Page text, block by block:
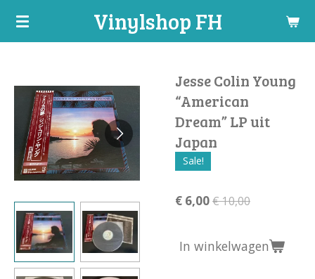
Ga
hoofdinhoud
Vinylshop FH
Jesse Colin Young
“American
Dream” LP uit
Japan
Sale!
€ 6,00€ 10,00
In winkelwagen